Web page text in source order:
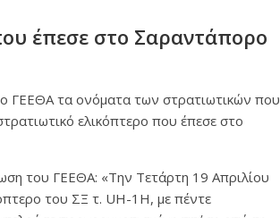
έπεσε στο Σαραντάπορο
ΓΕΕΘΑ τα ονόματα των στρατιωτικών που
ελικόπτερο που έπεσε στο
του ΓΕΕΘΑ: «Την Τετάρτη 19 Απριλίου
του ΣΞ τ. UH-1H, με πέντε